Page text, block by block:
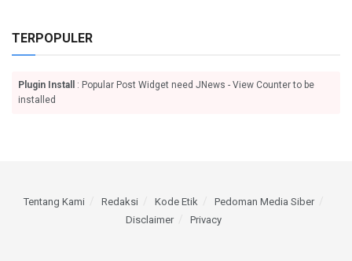
TERPOPULER
Plugin Install
: Popular Post Widget need JNews - View Counter to be
installed
Tentang Kami Redaksi Kode Etik
Pedoman Media Siber
Disclaimer
Privacy